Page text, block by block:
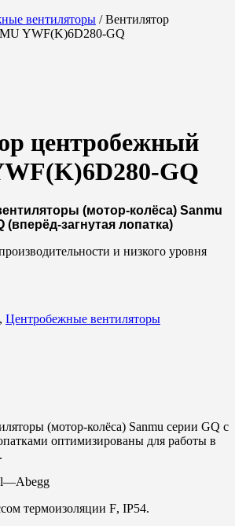
вентиляторы / Вентилятор
YWF(K)6D280-GQ
центробежный
GQ
(мотор-колёса) Sanmu
(вперёд-загнутая лопатка)
и низкого уровня
, Центробежные вентиляторы
(мотор-колёса) Sanmu серии GQ с
оптимизированы для работы в
—Abegg
термоизоляции F, IP54.